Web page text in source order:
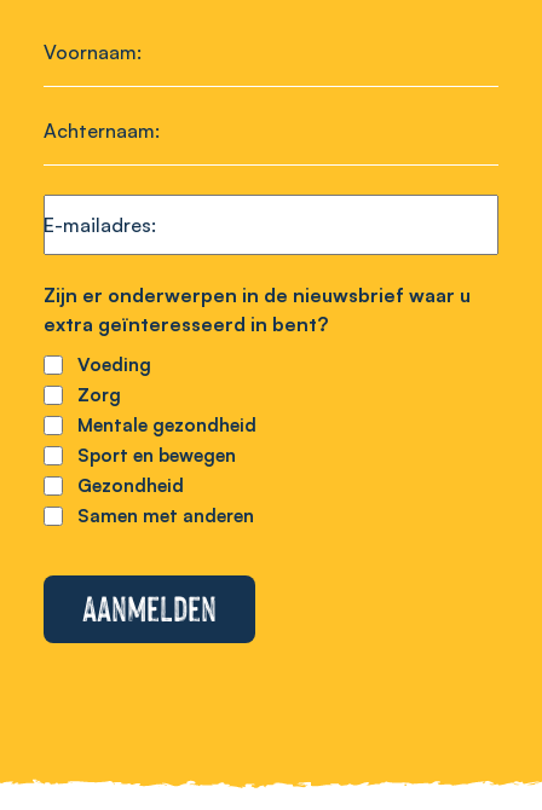
Voornaam
Achternaam
E-mailadres
Zijn er onderwerpen in de nieuwsbrief waar u
extra geïnteresseerd in bent?
Voeding
Zorg
Mentale gezondheid
Sport en bewegen
Gezondheid
Samen met anderen
Aanmelden